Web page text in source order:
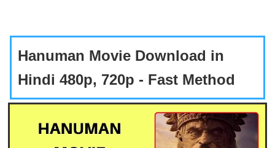
Hanuman Movie Download in
Hindi 480p, 720p - Fast Method